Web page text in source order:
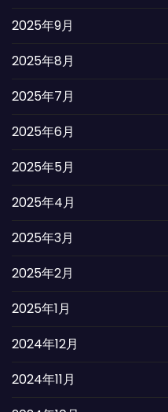
2025年9月
2025年8月
2025年7月
2025年6月
2025年5月
2025年4月
2025年3月
2025年2月
2025年1月
2024年12月
2024年11月